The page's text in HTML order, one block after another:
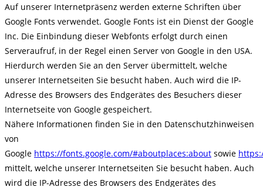
Auf unserer Internetpräsenz werden externe Schriften über
Google Fonts verwendet. Google Fonts ist ein Dienst der Google
Inc. Die Einbindung dieser Webfonts erfolgt durch einen
Serveraufruf, in der Regel einen Server von Google in den USA.
Hierdurch werden Sie an den Server übermittelt, welche
unserer Internetseiten Sie besucht haben. Auch wird die IP-
Adresse des Browsers des Endgerätes des Besuchers dieser
Internetseite von Google gespeichert.
Nähere Informationen finden Sie in den Datenschutzhinweisen
von
Google https://fonts.google.com/#aboutplaces:about sowie
mittelt, welche unserer Internetseiten Sie besucht haben. Auch
wird die IP-Adresse des Browsers des Endgerätes des